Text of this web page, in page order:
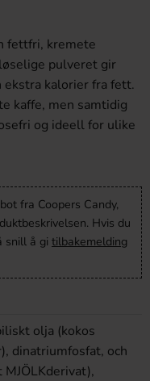
fettfri, kremete
pulveret gir
ekstra kalorier fra fett.
kaffe, men samtidig
og ideell for ulike
fra Coopers Candy,
Hvis du
snill å gi tilbakemelding
olja (kokos
dinatriumfosfat, och